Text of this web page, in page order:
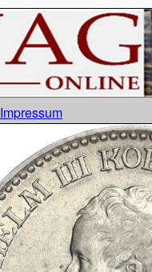
Impressum